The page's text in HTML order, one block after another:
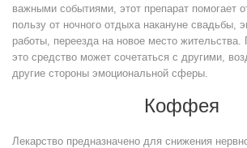
важными событиями, этот препарат помогает
пользу от ночного отдыха накануне свадьбы,
работы, переезда на новое место жительства.
это средство может сочетаться с другими,
другие стороны эмоциональной сферы.
Коффея
Лекарство предназначено для снижения